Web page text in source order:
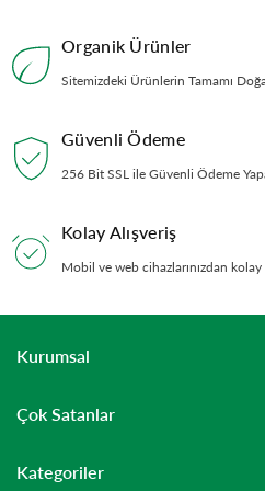
Organik Ürünler
Sitemizdeki Ürünlerin Tamamı
Güvenli Ödeme
256 Bit SSL ile Güvenli Ödeme
Kolay Alışveriş
Mobil ve web cihazlarınızdan kolay
Kurumsal
Çok Satanlar
Kategoriler